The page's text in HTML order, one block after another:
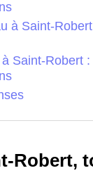
à Saint-
Saint-Robert
Robert,